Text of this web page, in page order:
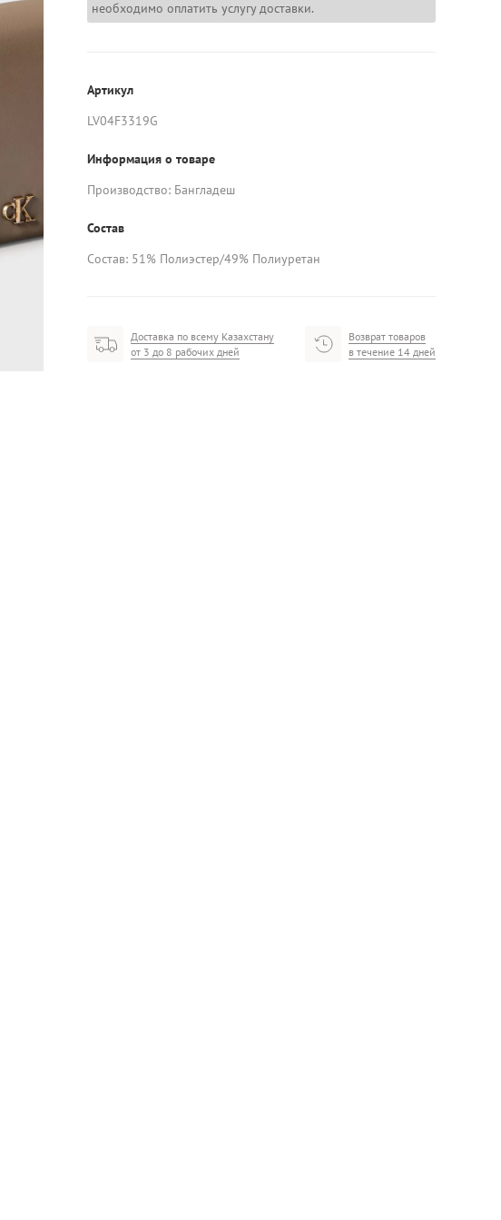
необходимо оплатить услугу доставки.
Артикул
LV04F3319G
Информация о товаре
Производство: Бангладеш
Состав
Состав: 51% Полиэстер/49% Полиуретан
Доставка по всему Казахстану
от 3 до 8 рабочих дней
Возврат товаров
в течение 14 дней